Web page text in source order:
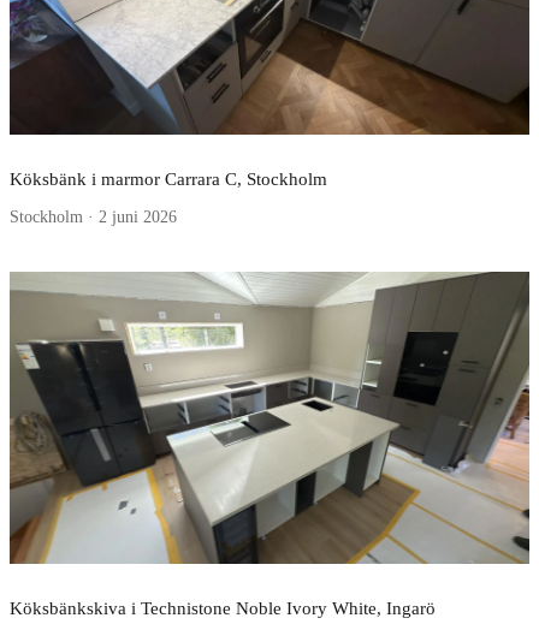
Köksbänk i marmor Carrara C, Stockholm
Stockholm · 2 juni 2026
Köksbänkskiva i Technistone Noble Ivory White, Ingarö